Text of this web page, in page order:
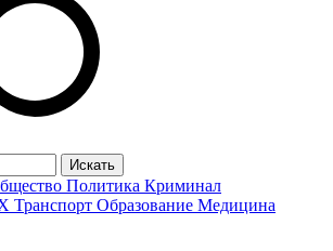
Политика Криминал
Транспорт Образование Медицина